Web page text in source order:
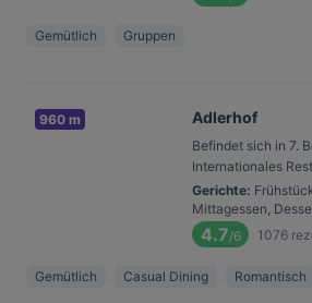
Gemütlich Gruppen
960 m Adlerhof
Befindet sich in 7.
Internationales
Gerichte:
Mittagessen,
4.7/6 1076
Gemütlich Casual Dining Romantisch